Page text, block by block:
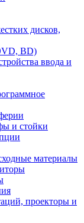
дисков,
BD)
ввода и
и стойки
материалы
проекторы и